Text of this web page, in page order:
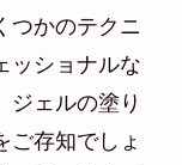
つかのテクニ
ッショナルな
ジェルの塗り
ご存知でしょ